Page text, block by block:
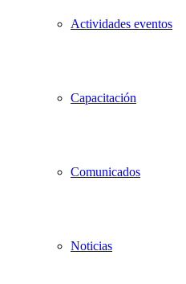
Actividades eventos
Capacitación
Comunicados
Noticias